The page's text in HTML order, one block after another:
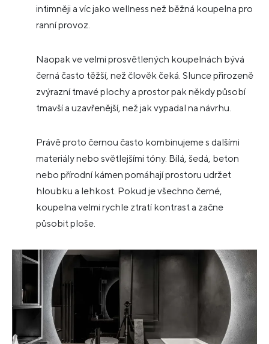
intimněji a víc jako wellness než běžná koupelna pro
ranní provoz.
Naopak ve velmi prosvětlených koupelnách bývá
černá často těžší, než člověk čeká. Slunce přirozeně
zvýrazní tmavé plochy a prostor pak někdy působí
tmavší a uzavřenější, než jak vypadal na návrhu.
Právě proto černou často kombinujeme s dalšími
materiály nebo světlejšími tóny. Bílá, šedá, beton
nebo přírodní kámen pomáhají prostoru udržet
hloubku a lehkost. Pokud je všechno černé,
koupelna velmi rychle ztratí kontrast a začne
působit ploše.